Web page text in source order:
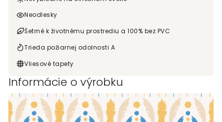
Neodlesky
Šetrné k životnému prostrediu a 100% bez PVC
Trieda požiarnej odolnosti A
Vliesové tapety
Informácie o výrobku